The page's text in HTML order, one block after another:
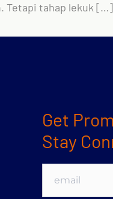
Tetapi tahap lekuk […]
Get
Stay